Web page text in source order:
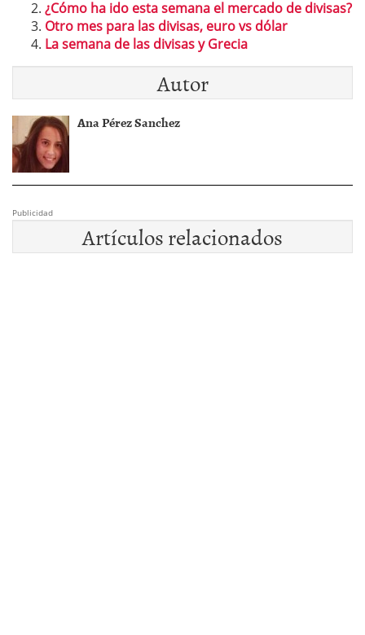
¿Cómo ha ido esta semana el mercado de divisas?
Otro mes para las divisas, euro vs dólar
La semana de las divisas y Grecia
Autor
Ana Pérez Sanchez
Publicidad
Artículos relacionados